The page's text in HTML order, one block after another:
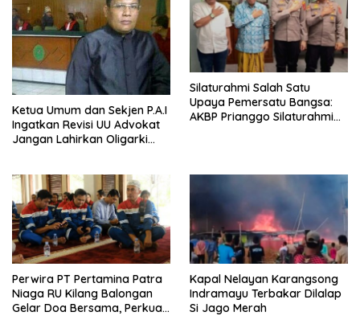
Ketua Umum dan Sekjen P.A.I
Ingatkan Revisi UU Advokat
Jangan Lahirkan Oligarki
Silaturahmi Salah Satu
Upaya Pemersatu Bangsa:
AKBP Prianggo Silaturahmi
Perwira PT Pertamina Patra
Niaga RU Kilang Balongan
Gelar Doa Bersama, Perkuat
Kapal Nelayan Karangsong
Indramayu Terbakar Dilalap
Si Jago Merah